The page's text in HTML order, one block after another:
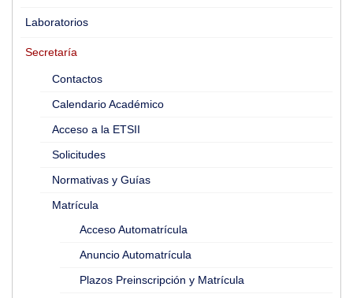
Laboratorios
Secretaría
Contactos
Calendario Académico
Acceso a la ETSII
Solicitudes
Normativas y Guías
Matrícula
Acceso Automatrícula
Anuncio Automatrícula
Plazos Preinscripción y Matrícula